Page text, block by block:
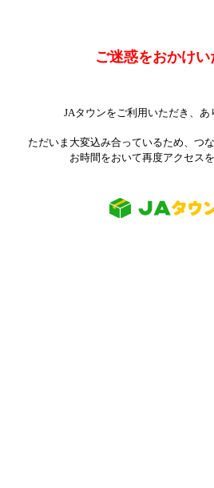
ご迷惑をおかけい
JAタウンをご利用いただき、あ
ただいま大変込み合っているため、つ
お時間をおいて再度アクセス